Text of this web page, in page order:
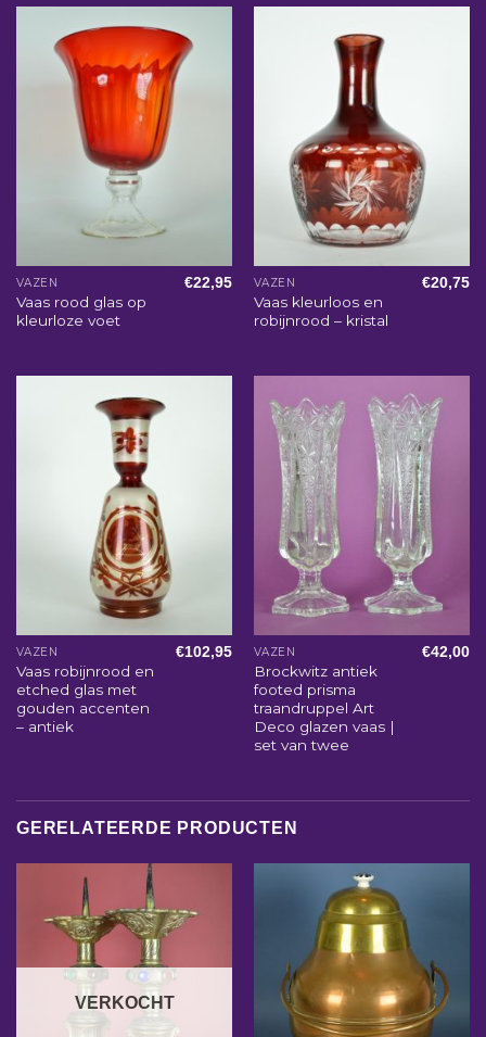
VAZEN
Vaas rood glas op
kleurloze voet
€22,95 VAZEN
Vaas kleurloos en
robijnrood – kristal
€20,75
VAZEN
Vaas robijnrood en
etched glas met
gouden accenten
– antiek
€102,95 VAZEN
Brockwitz antiek
footed prisma
traandruppel Art
Deco glazen vaas |
set van twee
€42,00
GERELATEERDE PRODUCTEN
VERKOCHT